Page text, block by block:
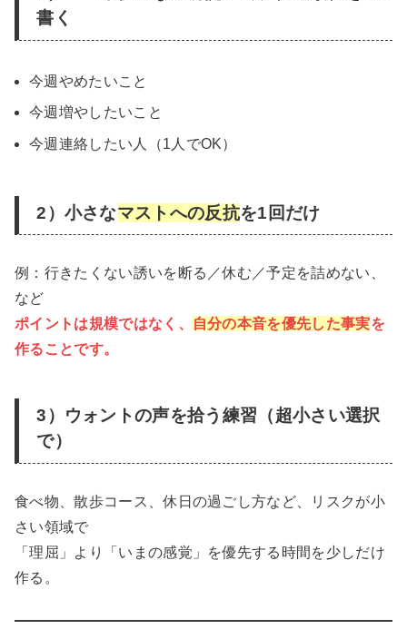
書く
今週やめたいこと
今週増やしたいこと
今週連絡したい人（1人でOK）
2）小さなマストへの反抗を1回だけ
例：行きたくない誘いを断る／休む／予定を詰めない、
など
ポイントは規模ではなく、
自分の本音を優先した事実を
作ることです。
3）ウォントの声を拾う練習（超小さい選択
で）
食べ物、散歩コース、休日の過ごし方など、リスクが小
さい領域で
「理屈」より「いまの感覚」を優先する時間を少しだけ
作る。